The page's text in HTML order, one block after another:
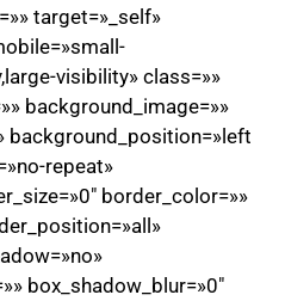
target=»_self»
visibility» class=»»
background_image=»»
background_position=»left
repeat»
border_color=»»
box_shadow_blur=»0″